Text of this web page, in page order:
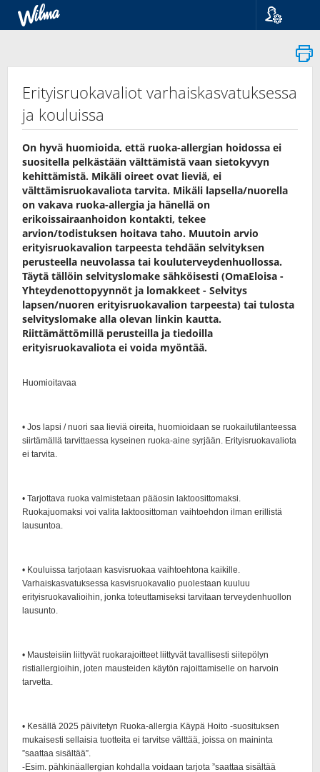
Suomi
Svenska
Erityisruokavaliot varhaiskasvatuksessa
ja kouluissa
On hyvä huomioida, että ruoka-allergian hoidossa ei
suositella pelkästään välttämistä vaan sietokyvyn
kehittämistä. Mikäli oireet ovat lieviä, ei
välttämisruokavaliota tarvita. Mikäli lapsella/nuorella
on vakava ruoka-allergia ja hänellä on
erikoissairaanhoidon kontakti, tekee
arvion/todistuksen hoitava taho. Muutoin arvio
erityisruokavalion tarpeesta tehdään selvityksen
perusteella neuvolassa tai kouluterveydenhuollossa.
Täytä tällöin selvityslomake sähköisesti (OmaEloisa -
Yhteydenottopyynnöt ja lomakkeet - Selvitys
lapsen/nuoren erityisruokavalion tarpeesta) tai tulosta
selvityslomake alla olevan linkin kautta.
Riittämättömillä perusteilla ja tiedoilla
erityisruokavaliota ei voida myöntää.